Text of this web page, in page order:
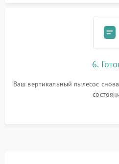
6.
Ваш вертикальный пылесос